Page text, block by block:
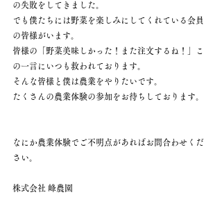
の失敗をしてきました。
でも僕たちには野菜を楽しみにしてくれている会員
の皆様がいます。
皆様の「野菜美味しかった！また注文するね！」こ
の一言にいつも救われております。
そんな皆様と僕は農業をやりたいです。
たくさんの農業体験の参加をお待ちしております。
なにか農業体験でご不明点があればお問合わせくだ
さい。
株式会社 峰農園